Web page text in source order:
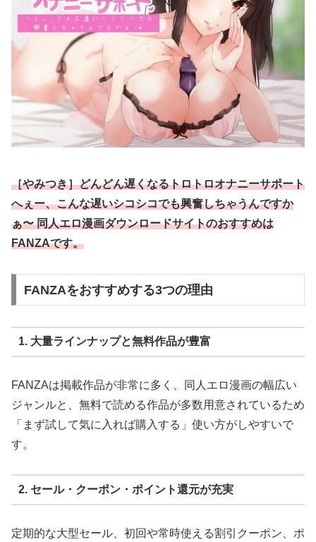
［やみつき］どんどん遅くなるトロトロオナニーサポート
へぇー、こんな遅いシコシコでも興奮しちゃうんですか
ぁ〜 同人エロ漫画ダウンロードサイトのおすすめは
FANZAです。
FANZAをおすすめする3つの理由
1. 大量ラインナップと無料作品が豊富
FANZAは掲載作品が非常に多く、同人エロ漫画の幅広い
ジャンルと、無料で読める作品が多数用意されているため
「まず試して気に入れば購入する」使い方がしやすいで
す。
2. セール・クーポン・ポイント還元が充実
定期的な大型セール、初回や常時使える割引クーポン、ポ